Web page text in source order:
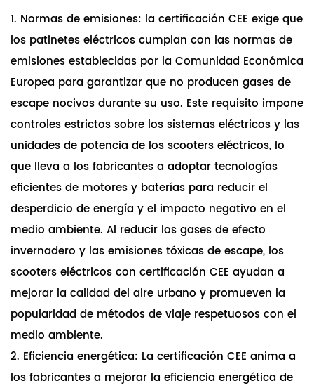
1. Normas de emisiones: la certificación CEE exige que
los patinetes eléctricos cumplan con las normas de
emisiones establecidas por la Comunidad Económica
Europea para garantizar que no producen gases de
escape nocivos durante su uso. Este requisito impone
controles estrictos sobre los sistemas eléctricos y las
unidades de potencia de los scooters eléctricos, lo
que lleva a los fabricantes a adoptar tecnologías
eficientes de motores y baterías para reducir el
desperdicio de energía y el impacto negativo en el
medio ambiente. Al reducir los gases de efecto
invernadero y las emisiones tóxicas de escape, los
scooters eléctricos con certificación CEE ayudan a
mejorar la calidad del aire urbano y promueven la
popularidad de métodos de viaje respetuosos con el
medio ambiente.
2. Eficiencia energética: La certificación CEE anima a
los fabricantes a mejorar la eficiencia energética de